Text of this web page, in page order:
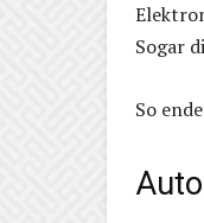
Sogar
So